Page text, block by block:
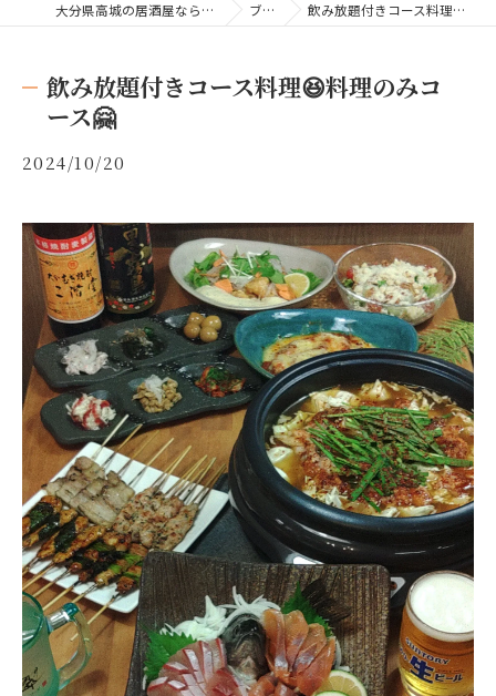
大分県高城の居酒屋ならうまか家 夢なりち ブログ 飲み放題付きコース料理😆料理のみコース🤗
飲み放題付きコース料理😆料理のみコ
ース🤗
2024/10/20